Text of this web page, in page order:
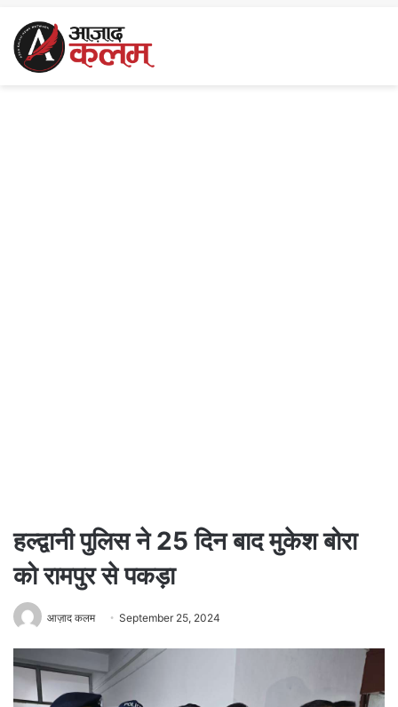
हल्द्वानी पुलिस ने 25 दिन बाद मुकेश बोरा
को रामपुर से पकड़ा
आज़ाद कलम September 25, 2024